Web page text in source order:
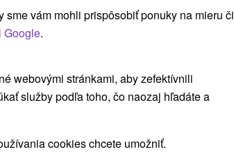
vám mohli prispôsobiť ponuky na mieru či
Google.
webovými stránkami, aby zefektívnili
služby podľa toho, čo naozaj hľadáte a
cookies chcete umožniť.